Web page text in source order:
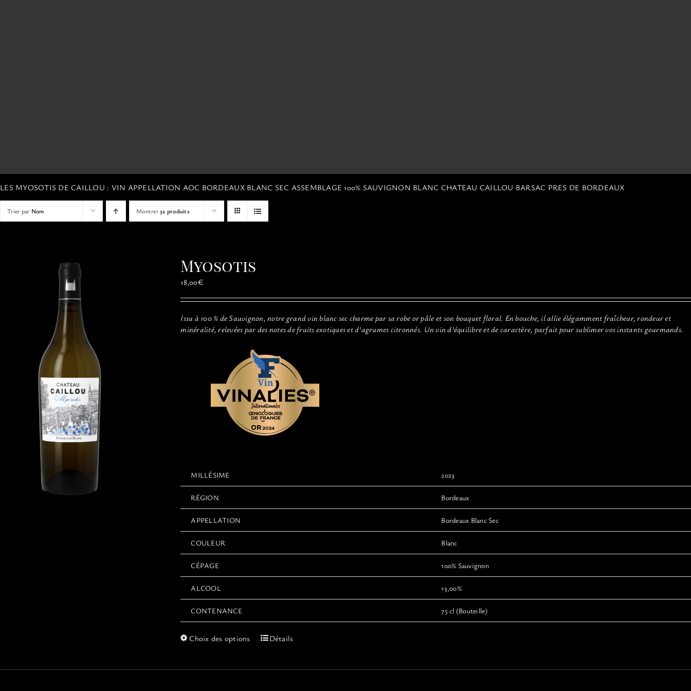
LES MYOSOTIS DE CAILLOU : VIN APPELLATION AOC BORDEAUX BLANC SEC ASSEMBLAGE 100% SAUVIGNON BLANC CHATEAU CAILLOU BARSAC PRES DE BORDEAUX
Trier par Nom Montrer32 produits
Myosotis
18,00€
Issu à 100 % de Sauvignon, notre grand vin blanc sec charme par sa robe or pâle et son bouquet floral. En bouche, il allie élégamment fraîcheur, rondeur et
minéralité, relevées par des notes de fruits exotiques et d’agrumes citronnés. Un vin d’équilibre et de caractère, parfait pour sublimer vos instants gourmands.
MILLÉSIME 2023
RÉGION Bordeaux
APPELLATION Bordeaux Blanc Sec
COULEUR Blanc
CÉPAGE 100% Sauvignon
ALCOOL 13,00%
CONTENANCE 75 cl (Bouteille)
Choix des options
Ce
plusieurs
Détails